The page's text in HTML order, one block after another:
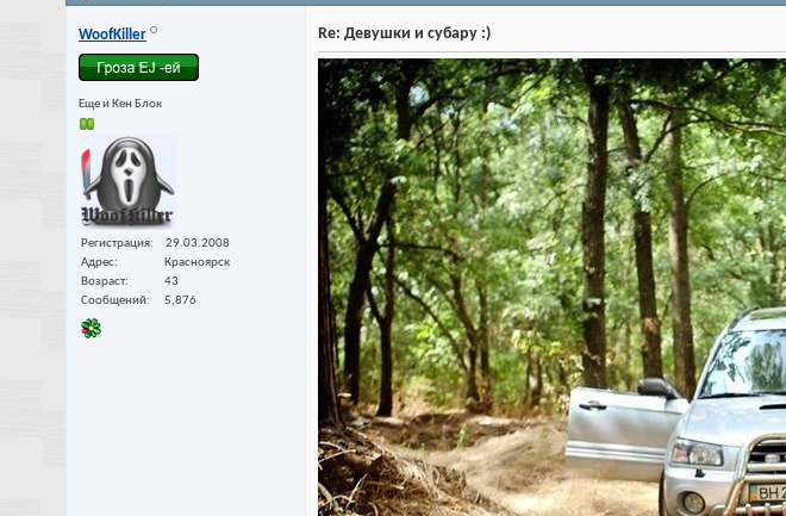
WoofKiller
Еще и Кен Блок
Регистрация
29.03.2008
Адрес
Красноярск
Возраст
43
Сообщений
5,876
Re: Девушки и субару :)